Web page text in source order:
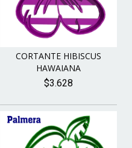
CORTANTE HIBISCUS
HAWAIANA
$3.628